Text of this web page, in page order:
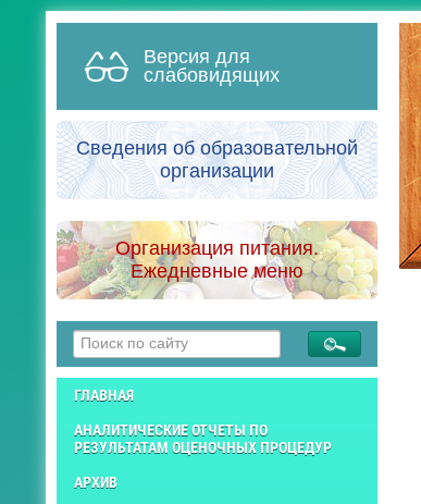
Версия для
слабовидящих
Сведения об образовательной
организации
Организация питания.
Ежедневные меню
ГЛАВНАЯ
АНАЛИТИЧЕСКИЕ ОТЧЕТЫ ПО
РЕЗУЛЬТАТАМ ОЦЕНОЧНЫХ ПРОЦЕДУР
АРХИВ